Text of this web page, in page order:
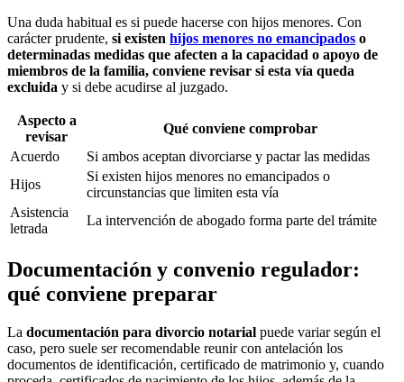
Una duda habitual es si puede hacerse con hijos menores. Con
carácter prudente, si existen hijos menores no emancipados o
determinadas medidas que afecten a la capacidad o apoyo de
miembros de la familia, conviene revisar si esta vía queda
excluida y si debe acudirse al juzgado.
Aspecto a
revisar
Qué conviene comprobar
Acuerdo
Si ambos aceptan divorciarse y pactar las medidas
Hijos
Si existen hijos menores no emancipados o
circunstancias que limiten esta vía
Asistencia
letrada
La intervención de abogado forma parte del trámite
Documentación y convenio regulador:
qué conviene preparar
La documentación para divorcio notarial puede variar según el
caso, pero suele ser recomendable reunir con antelación los
documentos de identificación, certificado de matrimonio y, cuando